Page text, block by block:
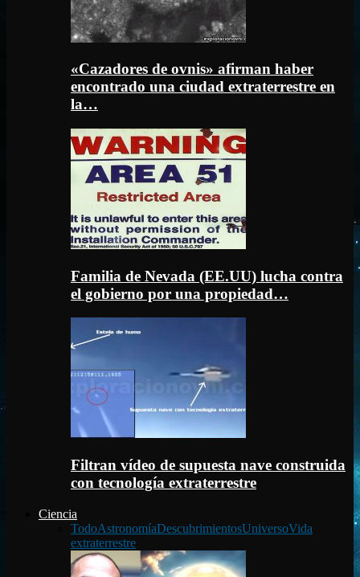
«Cazadores de ovnis» afirman haber
encontrado una ciudad extraterrestre en
la…
Familia de Nevada (EE.UU) lucha contra
el gobierno por una propiedad…
Filtran vídeo de supuesta nave construida
con tecnología extraterrestre
Ciencia
TodoAstronomíaDescubrimientosUniversoVida
extraterrestre